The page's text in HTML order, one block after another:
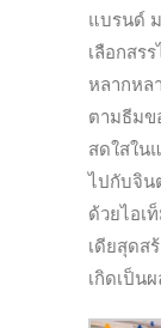
แบรนด์
เลือกสร
หลากหล
ตามธีมข
สดใสใน
ไปกับจิน
ด้วยไอเ
เดียสุดส
เกิดเป็น